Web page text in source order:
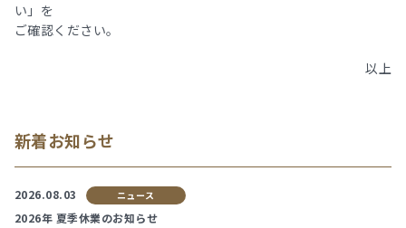
い」を
ご確認ください。
以上
新着お知らせ
2026.08.03 ニュース
2026年 夏季休業のお知らせ